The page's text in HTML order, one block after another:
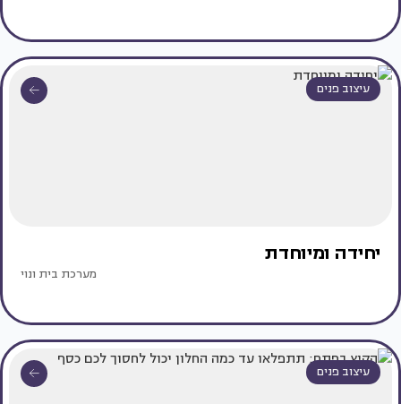
עיצוב פנים
יחידה ומיוחדת
מערכת בית ונוי
עיצוב פנים